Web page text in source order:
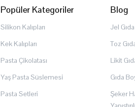
Popüler Kategoriler
Silikon Kalıpları
Kek Kalıpları
Pasta Çikolatası
Yaş Pasta Süslemesi
Pasta Setleri
Blog
Jel
Toz
Likit
Gıda
Şeker